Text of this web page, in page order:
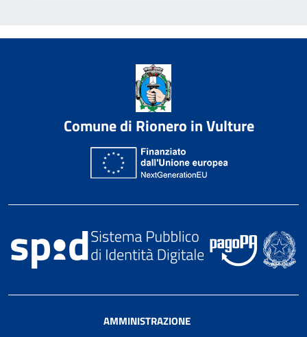
Comune di Rionero in Vulture
AMMINISTRAZIONE